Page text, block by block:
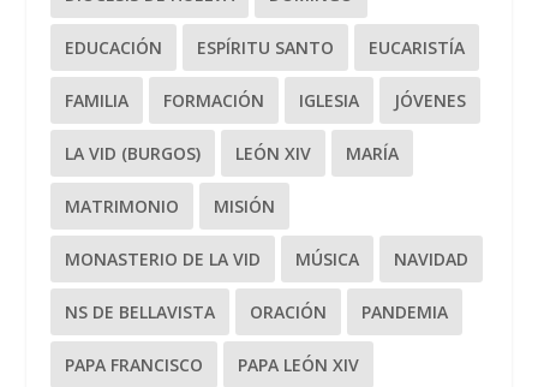
EDUCACIÓN ESPÍRITU SANTO EUCARISTÍA
FAMILIA FORMACIÓN IGLESIA JÓVENES
LA VID (BURGOS) LEÓN XIV MARÍA
MATRIMONIO MISIÓN
MONASTERIO DE LA VID MÚSICA NAVIDAD
NS DE BELLAVISTA ORACIÓN PANDEMIA
PAPA FRANCISCO PAPA LEÓN XIV